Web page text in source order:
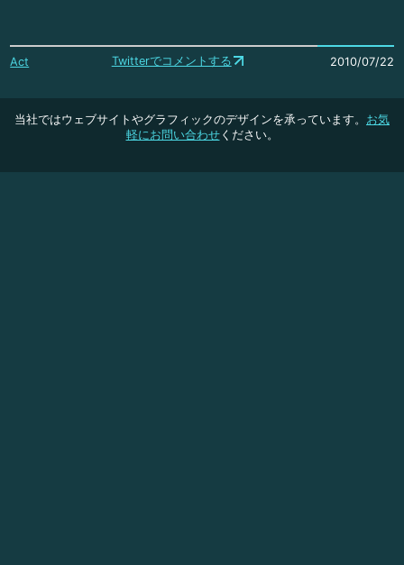
Act Twitterでコメントする 2010/07/22
当社ではウェブサイトやグラフィックのデザインを承っています。 お気
軽にお問い合わせください。